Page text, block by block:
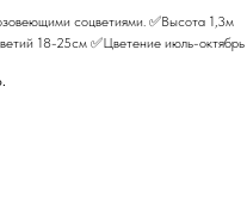
соцветиями. ✅Высота 1,3м
18-25см ✅Цветение июль-октябрь